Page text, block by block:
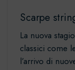
Scarpe
La nuova
classici come
l’arrivo di